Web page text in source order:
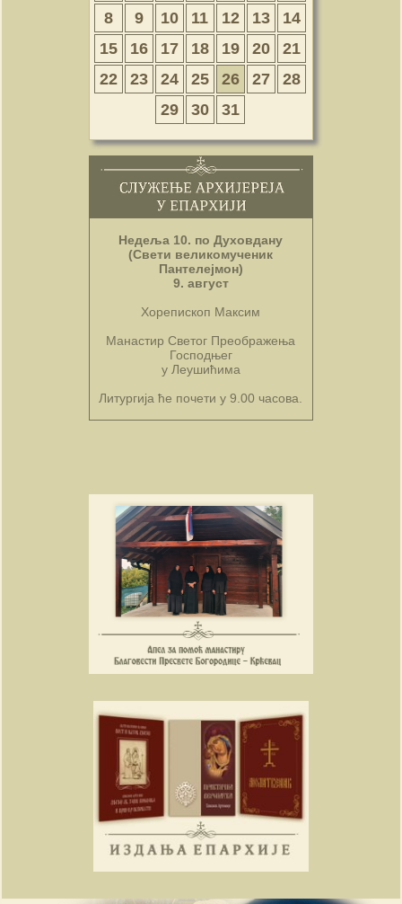
8 9 10 11 12 13
14
15
16 17 18 19 20
21
22
23 24 25 26 27
28
29
30 31
Недеља 10. по Духовдану
(Свети великомученик
Пантелејмон)
9. август
Хорепископ Максим
Манастир Светог Преображења
Господњег
у Леушићима
Литургија ће почети у 9.00 часова.